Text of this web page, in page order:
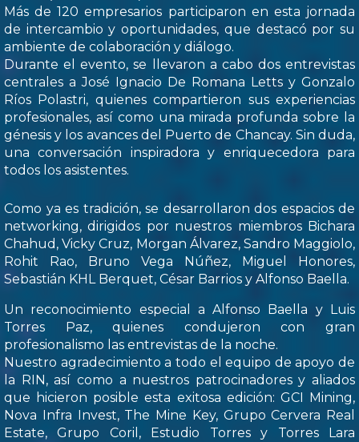
Más de 120 empresarios participaron en esta jornada
de intercambio y oportunidades, que destacó por su
ambiente de colaboración y diálogo.
Durante el evento, se llevaron a cabo dos entrevistas
centrales a José Ignacio De Romana Letts y Gonzalo
Ríos Polastri, quienes compartieron sus experiencias
profesionales, así como una mirada profunda sobre la
génesis y los avances del Puerto de Chancay. Sin duda,
una conversación inspiradora y enriquecedora para
todos los asistentes.
Como ya es tradición, se desarrollaron dos espacios de
networking, dirigidos por nuestros miembros Bichara
Chahud, Vicky Cruz, Morgan Álvarez, Sandro Maggiolo,
Rohit Rao, Bruno Vega Núñez, Miguel Honores,
Sebastián KHL Berquet, César Barrios y Alfonso Baella.
Un reconocimiento especial a Alfonso Baella y Luis
Torres Paz, quienes condujeron con gran
profesionalismo las entrevistas de la noche.
Nuestro agradecimiento a todo el equipo de apoyo de
la RIN, así como a nuestros patrocinadores y aliados
que hicieron posible esta exitosa edición: GCI Mining,
Nova Infra Invest, The Mine Key, Grupo Cervera Real
Estate, Grupo Coril, Estudio Torres y Torres Lara